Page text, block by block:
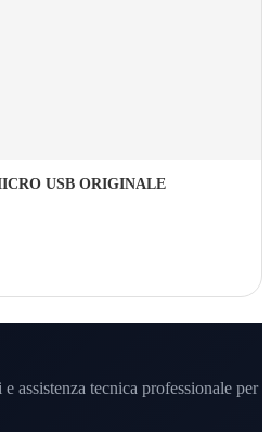
USB ORIGINALE
assistenza tecnica professionale per